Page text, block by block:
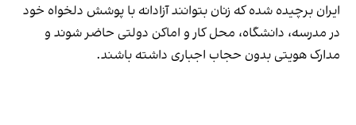
ایران برچیده شده که زنان بتوانند آزادانه با پوشش دلخواه خود
در مدرسه، دانشگاه، محل کار و اماکن دولتی حاضر شوند و
مدارک هویتی بدون حجاب اجباری داشته باشند.